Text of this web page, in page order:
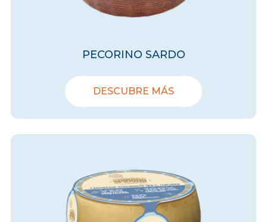
PECORINO SARDO
DESCUBRE MÁS